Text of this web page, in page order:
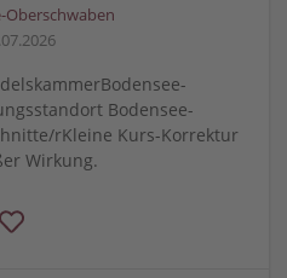
Oberschwaben
Bodensee-
rKleine Kurs-Korrektur
Wirkung.